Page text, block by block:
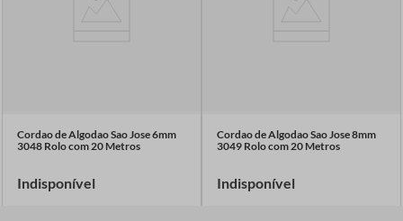
Cordao de Algodao Sao Jose 6mm
3048 Rolo com 20 Metros
Indisponível
Cordao de Algodao Sao Jose 8mm
3049 Rolo com 20 Metros
Indisponível